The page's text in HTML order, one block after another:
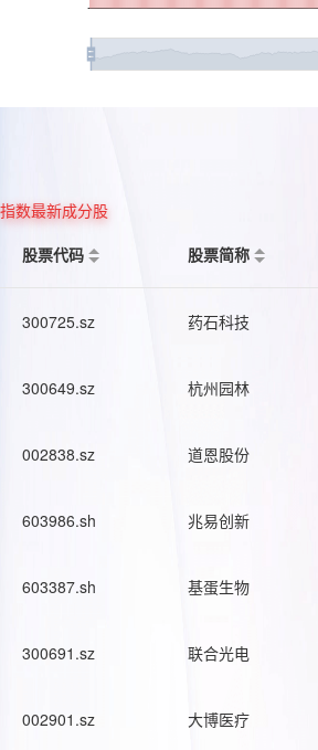
指数最新成分股
股票代码
股票简称
300725.sz 药石科技
300649.sz 杭州园林
002838.sz 道恩股份
603986.sh 兆易创新
603387.sh 基蛋生物
300691.sz 联合光电
002901.sz 大博医疗